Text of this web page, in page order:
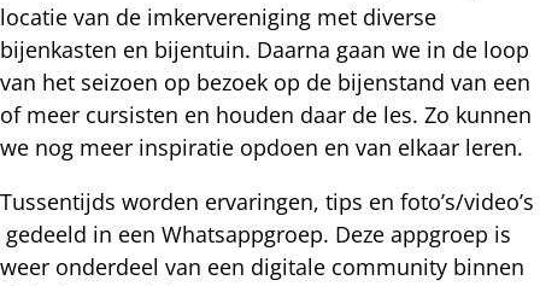
locatie van de imkervereniging met diverse
bijenkasten en bijentuin. Daarna gaan we in de loop
van het seizoen op bezoek op de bijenstand van een
of meer cursisten en houden daar de les. Zo kunnen
we nog meer inspiratie opdoen en van elkaar leren.
Tussentijds worden ervaringen, tips en foto’s/video’s
gedeeld in een Whatsappgroep. Deze appgroep is
weer onderdeel van een digitale community binnen